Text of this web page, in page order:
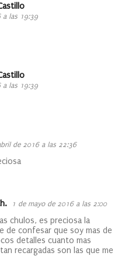
a las 19:39
a las 19:39
de 2016 a las 22:36
1 de mayo de 2016 a las 2:00
chulos, es preciosa la
de confesar que soy mas de
detalles cuanto mas
recargadas son las que me